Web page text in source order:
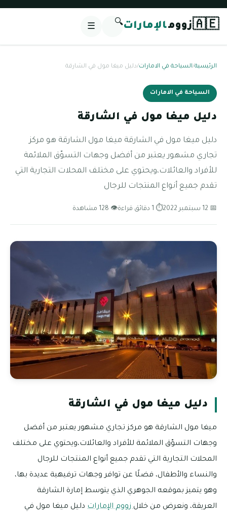
🇦🇪زوومالإمارات🔍
☰
الرئيسية/السياحة في الامارات/دليل ميغا مول في الشارقة
السياحة في الامارات
دليل ميغا مول في الشارقة
دليل ميغا مول في الشارقة ميغا مول الشارقة هو مركز
تجاري مشهور يعتبر من أفضل وجهات التسوّق الملائمة
للأفراد والعائلات،ويحتوي على مختلف المحلات التجارية التي
تقدم جميع أنواع المنتجات للرجال
📅 12 سبتمبر 2022 ⏱ 1 دقائق قراءة 👁 128 مشاهدة
دليل ميغا مول في الشارقة
ميغا مول الشارقة هو مركز تجاري مشهور يعتبر من أفضل
وجهات التسوّق الملائمة للأفراد والعائلات،ويحتوي على مختلف
المحلات التجارية التي تقدم جميع أنواع المنتجات للرجال
والنساء والأطفال، فضلًا عن توافر وجهات ترفيهية عديدة بها،
وهو يتميز بموقعه الجوهري الذي يتوسط إمارة الشارقة
العريقة، ونعرض من خلالزووم الإمارات دليل ميغا مول في